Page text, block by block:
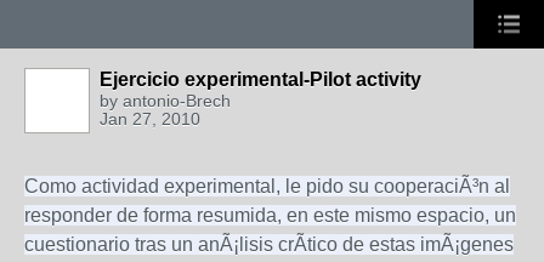
Ejercicio experimental-Pilot activity
by antonio-Brech
Jan 27, 2010
Como actividad experimental, le pido su cooperaciÃ³n al
responder de forma resumida, en este mismo espacio, un
cuestionario tras un anÃ¡lisis crÃ­tico de estas imÃ¡genes